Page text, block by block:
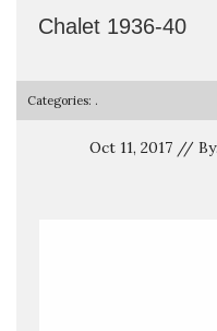
Chalet 1936-40
Categories: .
Oct 11, 2017 //